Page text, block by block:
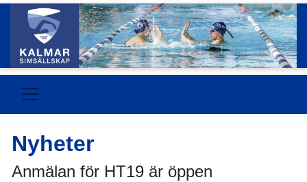
Nyheter
Anmälan för HT19 är öppen